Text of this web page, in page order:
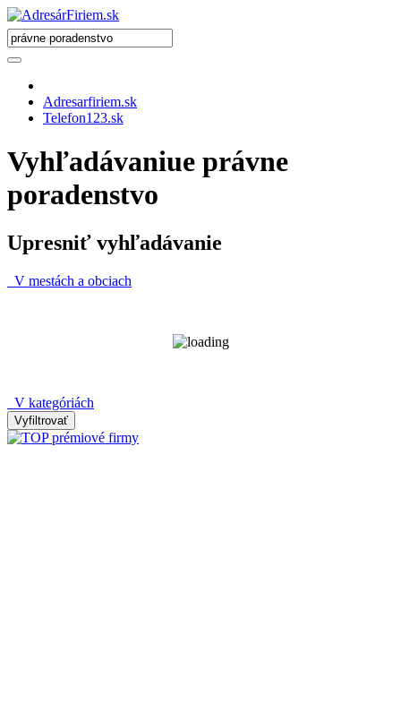
Adresarfiriem.sk
Telefon123.sk
Vyhľadávaniue právne
poradenstvo
Upresniť vyhľadávanie
V mestách a obciach
V kategóriách